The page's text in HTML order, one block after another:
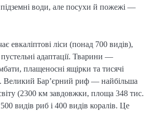
підземні води, але посухи й пожежі —
евкаліптові ліси (понад 700 видів),
пустельні адаптації. Тварини —
плащеносні ящірки та тисячі
Великий Бар’єрний риф — найбільша
(2300 км завдовжки, площа 348 тис.
видів риб і 400 видів коралів. Це